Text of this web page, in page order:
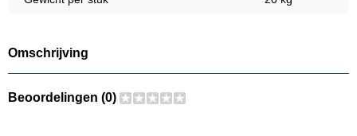
Omschrijving
Beoordelingen (0)